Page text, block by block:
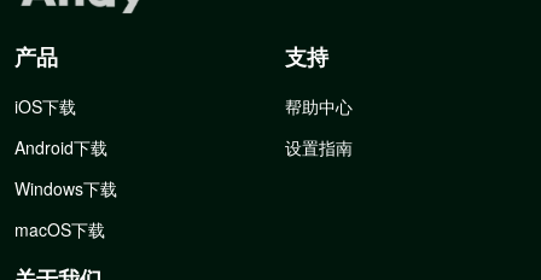
产品
iOS下载
Android下载
Windows下载
macOS下载
支持
帮助中心
设置指南